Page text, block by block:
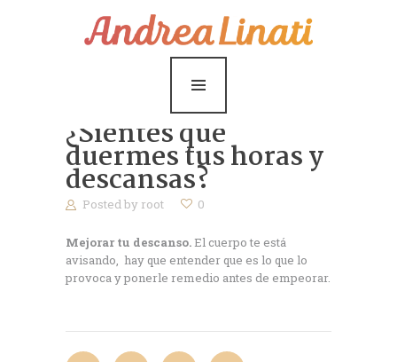
¿Cómo funciona?
Servicios
Coaching Gratis
Conóceme
Contáctame
Blog
¿Sientes que
duermes tus horas y
descansas?
Posted by root 0
Mejorar tu descanso.El cuerpo te está
avisando, hay que entender que es lo que lo
provoca y ponerle remedio antes de empeorar.